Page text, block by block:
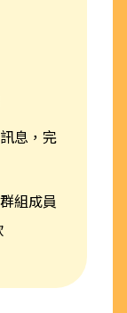
息，完
組成員